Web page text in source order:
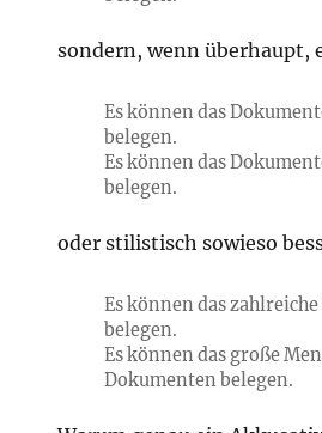
sondern, wenn überhaupt,
Es können das
belegen.
Es können das
belegen.
oder stilistisch sowieso
Es können das
belegen.
Es können das große
Dokumenten belegen.